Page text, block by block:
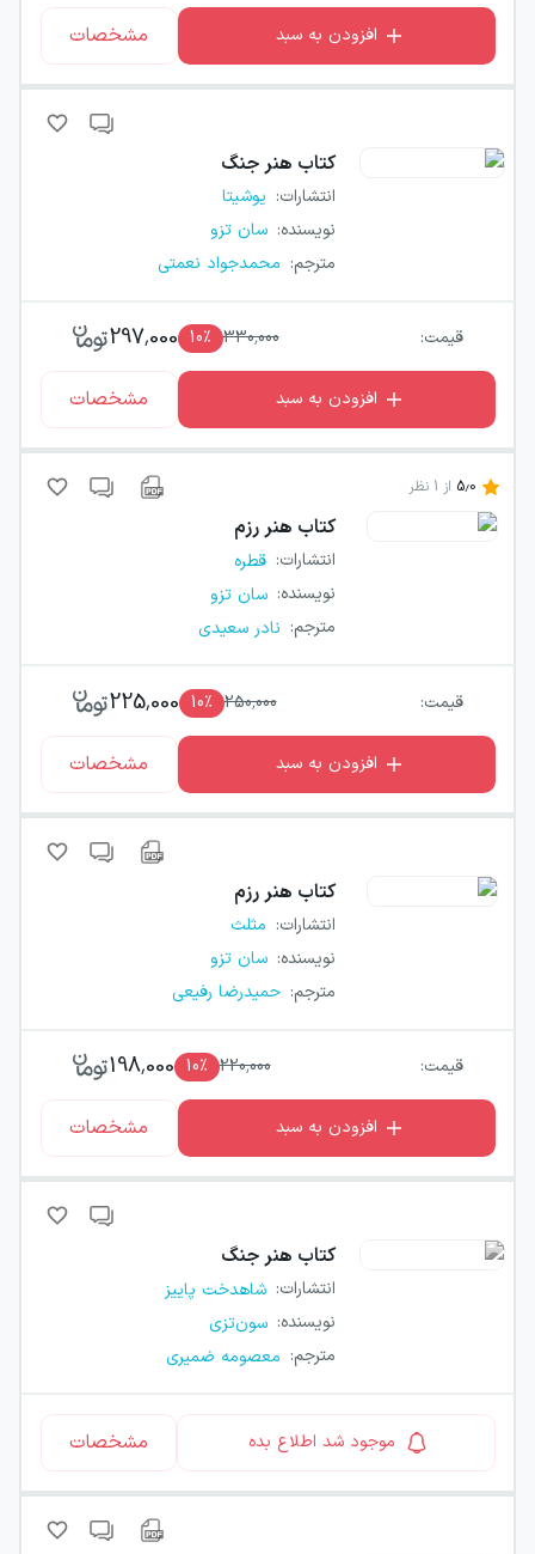
افزودن به سبد مشخصات
کتاب هنر جنگ
انتشارات: یوشیتا
نویسنده: سان تزو
مترجم: محمدجواد نعمتی
قیمت: 330,000
10٪ 297,000
افزودن به سبد مشخصات
5.0 از 1 نظر
کتاب هنر رزم
انتشارات: قطره
نویسنده: سان تزو
مترجم: نادر سعیدی
قیمت: 250,000
10٪ 225,000
افزودن به سبد مشخصات
کتاب هنر رزم
انتشارات: مثلث
نویسنده: سان تزو
مترجم: حمیدرضا رفیعی
قیمت: 220,000
10٪ 198,000
افزودن به سبد مشخصات
کتاب هنر جنگ
انتشارات: شاهدخت پاییز
نویسنده: سون‌تزی
مترجم: معصومه ضمیری
موجود شد اطلاع بده مشخصات